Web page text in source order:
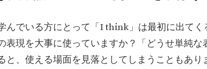
んでいる方にとって「I think」は最初に出てく
表現を大事に使っていますか？「どうせ単純な
と、使える場面を見落としてしまうこともあり